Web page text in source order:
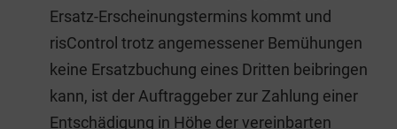
Ersatz-Erscheinungstermins kommt und
risControl trotz angemessener Bemühungen
keine Ersatzbuchung eines Dritten beibringen
kann, ist der Auftraggeber zur Zahlung einer
Entschädigung in Höhe der vereinbarten